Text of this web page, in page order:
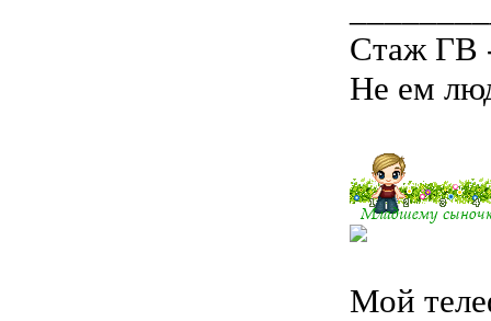
Стаж ГВ
Не ем
Мой